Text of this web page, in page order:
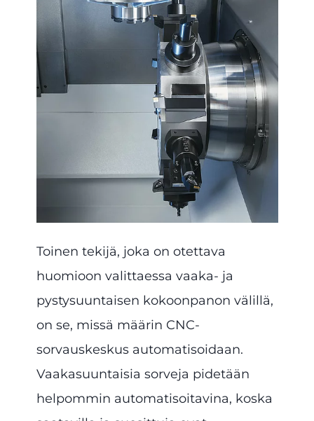
Toinen tekijä, joka on otettava
huomioon valittaessa vaaka- ja
pystysuuntaisen kokoonpanon välillä,
on se, missä määrin CNC-
sorvauskeskus automatisoidaan.
Vaakasuuntaisia sorveja pidetään
helpommin automatisoitavina, koska